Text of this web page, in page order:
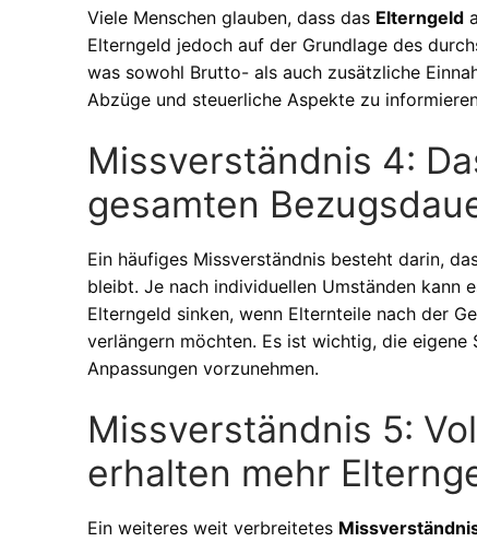
Viele Menschen glauben, dass das Elterngeld
Elterngeld jedoch auf der Grundlage des
was sowohl Brutto- als auch zusätzliche
Abzüge und steuerliche Aspekte zu
Missverständnis 4:
gesamten
Ein häufiges Missverständnis besteht darin,
bleibt. Je nach individuellen Umständen kann
Elterngeld sinken, wenn Elternteile nach der
verlängern möchten. Es ist wichtig, die
Anpassungen vorzunehmen.
Missverständnis 5:
erhalten mehr
Ein weiteres weit verbreitetes